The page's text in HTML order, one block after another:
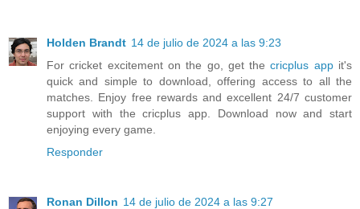
Holden Brandt 14 de julio de 2024 a las 9:23
For cricket excitement on the go, get thecricplus appit's
quick and simple to download, offering access to all the
matches. Enjoy free rewards and excellent 24/7 customer
support with the cricplus app. Download now and start
enjoying every game.
Responder
Ronan Dillon 14 de julio de 2024 a las 9:27